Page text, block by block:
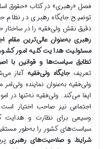
فصل «رهبری» در کتاب «حقوق
توضیح جایگاه رهبری در نظام
دقیق نقش ولی‌فقیه را در
رهبری به‌عنوان عالی‌ترین
مسئولیت هدایت کلیه امور
تطابق سیاست‌ها و قوانین با
تعریفجایگاه ولی‌فقیهآغاز
ولی‌فقیه به‌عنوان نماینده
ایفا می‌کند. ولی‌فقیه نه‌تنها در
اجتماعی نیز صاحب اختیار
وسیعی برای نظارت و هدایت
سیاست‌های کشور را به‌طور
شرایط و صلاحیت‌های رهبری